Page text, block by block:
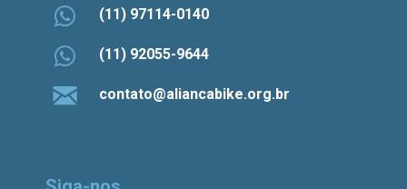
(11) 97114-0140
(11) 92055-9644
contato@aliancabike.org.br